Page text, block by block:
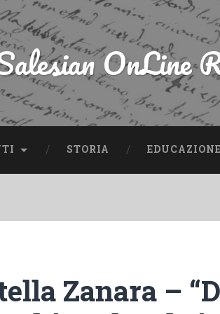
OnLine
STORIA EDUCAZIONE
Zanara –